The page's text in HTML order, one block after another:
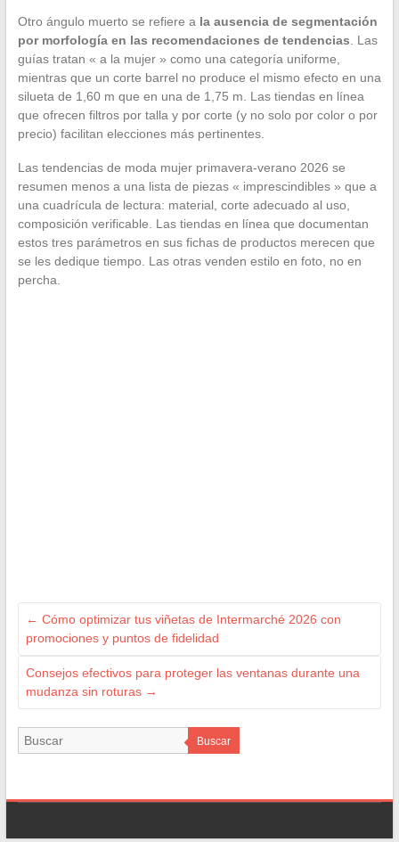
Otro ángulo muerto se refiere a la ausencia de segmentación
por morfología en las recomendaciones de tendencias . Las
guías tratan « a la mujer » como una categoría uniforme,
mientras que un corte barrel no produce el mismo efecto en una
silueta de 1,60 m que en una de 1,75 m. Las tiendas en línea
que ofrecen filtros por talla y por corte (y no solo por color o por
precio) facilitan elecciones más pertinentes.
Las tendencias de moda mujer primavera-verano 2026 se
resumen menos a una lista de piezas « imprescindibles » que a
una cuadrícula de lectura: material, corte adecuado al uso,
composición verificable. Las tiendas en línea que documentan
estos tres parámetros en sus fichas de productos merecen que
se les dedique tiempo. Las otras venden estilo en foto, no en
percha.
← Cómo optimizar tus viñetas de Intermarché 2026 con
promociones y puntos de fidelidad
Consejos efectivos para proteger las ventanas durante una
mudanza sin roturas →
Buscar